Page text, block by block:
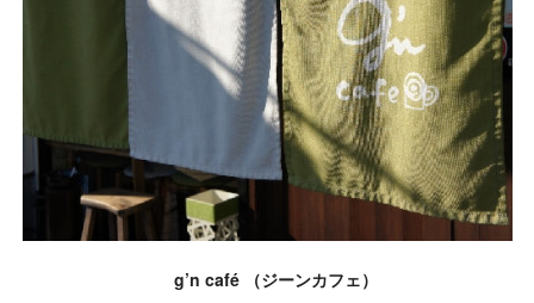
g’n café （ジーンカフェ）